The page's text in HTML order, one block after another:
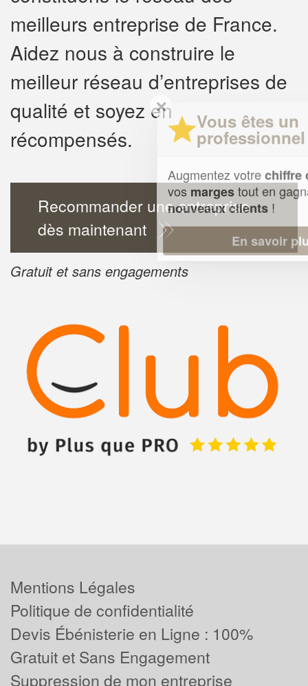
meilleurs entreprise de France.
Aidez nous à construire le
meilleur réseau d’entreprises de
qualité et soyez en
récompensés.
Recommander une entreprise
dès maintenant
Gratuit et sans engagements
✕
Vous êtes un
professionnel ?
Augmentez votrechiffre d'affaireset
tout en gagnant de
nouveaux clients!
En savoir plus
Mentions Légales
Politique de confidentialité
Devis Ébénisterie en Ligne : 100%
Gratuit et Sans Engagement
Suppression de mon entreprise